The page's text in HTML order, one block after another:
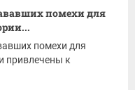
помехи для
помехи для
привлечены к